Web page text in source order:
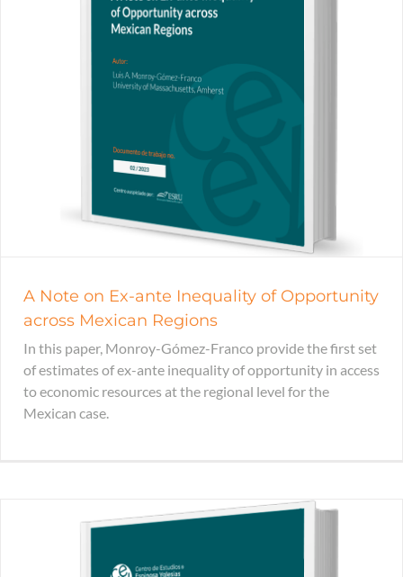
A Note on Ex-ante Inequality of Opportunity
across Mexican Regions
In this paper, Monroy-Gómez-Franco provide the first set
of estimates of ex-ante inequality of opportunity in access
to economic resources at the regional level for the
Mexican case.